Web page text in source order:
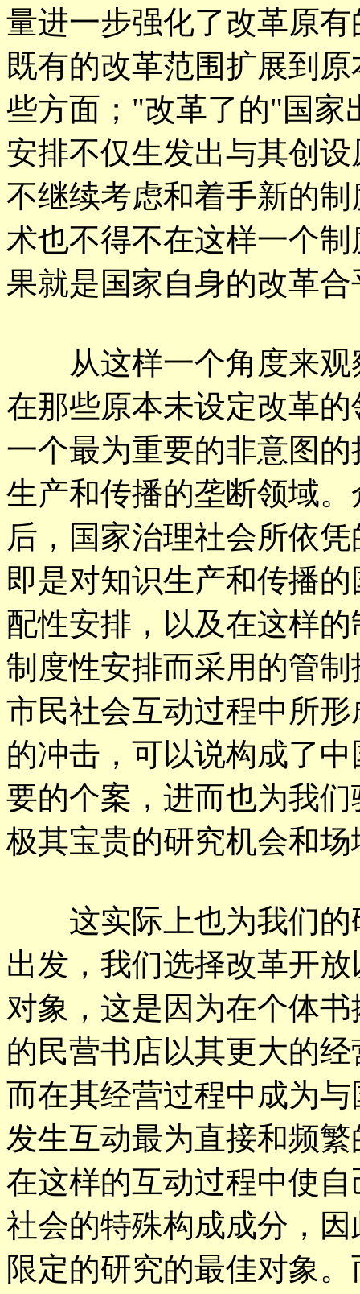
量进一步强化了改革原
既有的改革范围扩展到
些方面；"改革了的"国家
安排不仅生发出与其创
不继续考虑和着手新的
术也不得不在这样一个
果就是国家自身的改革
从这样一个角度来观
在那些原本未设定改革
一个最为重要的非意图
生产和传播的垄断领域
后，国家治理社会所依
即是对知识生产和传播
配性安排，以及在这样
制度性安排而采用的管
市民社会互动过程中所
的冲击，可以说构成了
要的个案，进而也为我
极其宝贵的研究机会和场
这实际上也为我们的
出发，我们选择改革开
对象，这是因为在个体
的民营书店以其更大的
而在其经营过程中成为
发生互动最为直接和频
在这样的互动过程中使
社会的特殊构成成分，
限定的研究的最佳对象